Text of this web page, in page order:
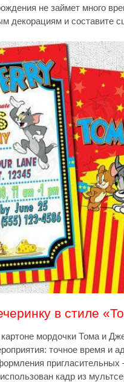
не займет много
декорациям и составите
в стиле
мордочки Тома и
точное время и
кадр из